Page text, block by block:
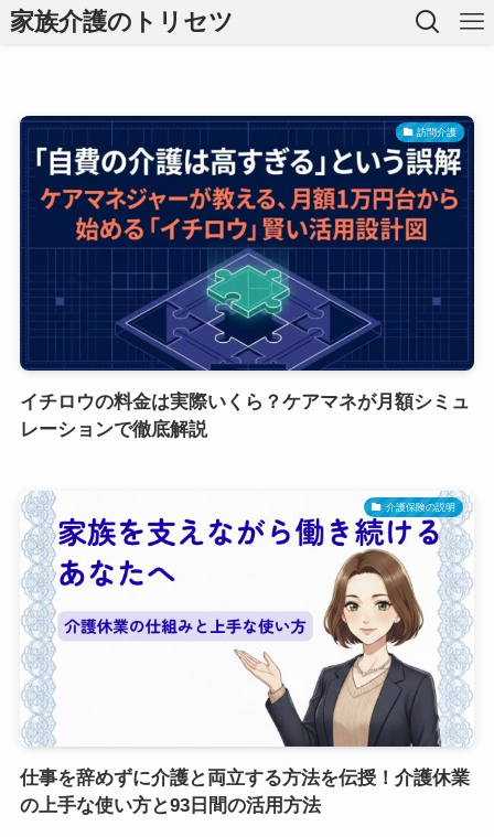
家族介護のトリセツ
訪問介護
イチロウの料金は実際いくら？ケアマネが月額シミュ
レーションで徹底解説
介護保険の説明
仕事を辞めずに介護と両立する方法を伝授！介護休業
の上手な使い方と93日間の活用方法